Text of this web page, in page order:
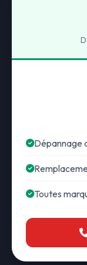
Dépannage
Toutes